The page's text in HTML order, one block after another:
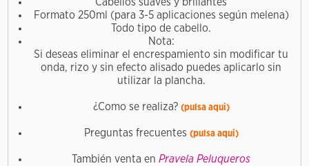
Formato 250ml (para 3-5 aplicaciones según melena)
Todo tipo de cabello.
Nota:
Si deseas eliminar el encrespamiento sin modificar tu
onda, rizo y sin efecto alisado puedes aplicarlo sin
utilizar la plancha.
¿Como se realiza? (pulsa aqui)
Preguntas frecuentes (pulsa aqui)
También venta enPravela Peluqueros